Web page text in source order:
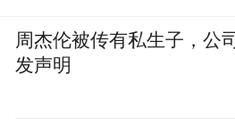
周杰伦被传有私生子，公司
发声明